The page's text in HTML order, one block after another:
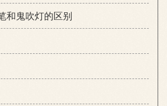
和鬼吹灯的区别